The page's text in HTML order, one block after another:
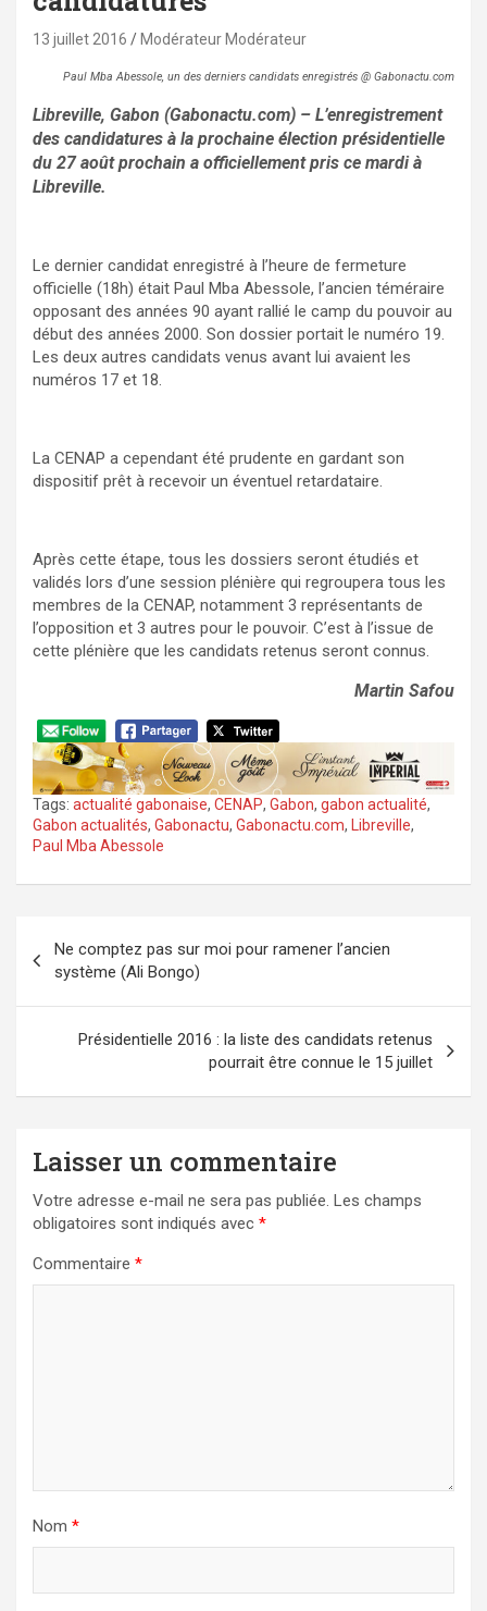
13 juillet 2016 Modérateur Modérateur
Paul Mba Abessole, un des derniers candidats enregistrés @ Gabonactu.com
Libreville, Gabon (Gabonactu.com) – L’enregistrement
des candidatures à la prochaine élection présidentielle
du 27 août prochain a officiellement pris ce mardi à
Libreville.
Le dernier candidat enregistré à l’heure de fermeture
officielle (18h) était Paul Mba Abessole, l’ancien téméraire
opposant des années 90 ayant rallié le camp du pouvoir au
début des années 2000. Son dossier portait le numéro 19.
Les deux autres candidats venus avant lui avaient les
numéros 17 et 18.
La CENAP a cependant été prudente en gardant son
dispositif prêt à recevoir un éventuel retardataire.
Après cette étape, tous les dossiers seront étudiés et
validés lors d’une session plénière qui regroupera tous les
membres de la CENAP, notamment 3 représentants de
l’opposition et 3 autres pour le pouvoir. C’est à l’issue de
cette plénière que les candidats retenus seront connus.
Martin Safou
Tags: actualité gabonaise, CENAP, Gabon, gabon actualité,
Gabon actualités, Gabonactu, Gabonactu.com, Libreville,
Paul Mba Abessole
de
l’article
Ne comptez pas sur moi pour ramener l’ancien
système (Ali Bongo)
Présidentielle 2016 : la liste des candidats retenus
pourrait être connue le 15 juillet
Laisser un commentaire
Votre adresse e-mail ne sera pas publiée. Les champs
obligatoires sont indiqués avec *
Commentaire *
Nom *